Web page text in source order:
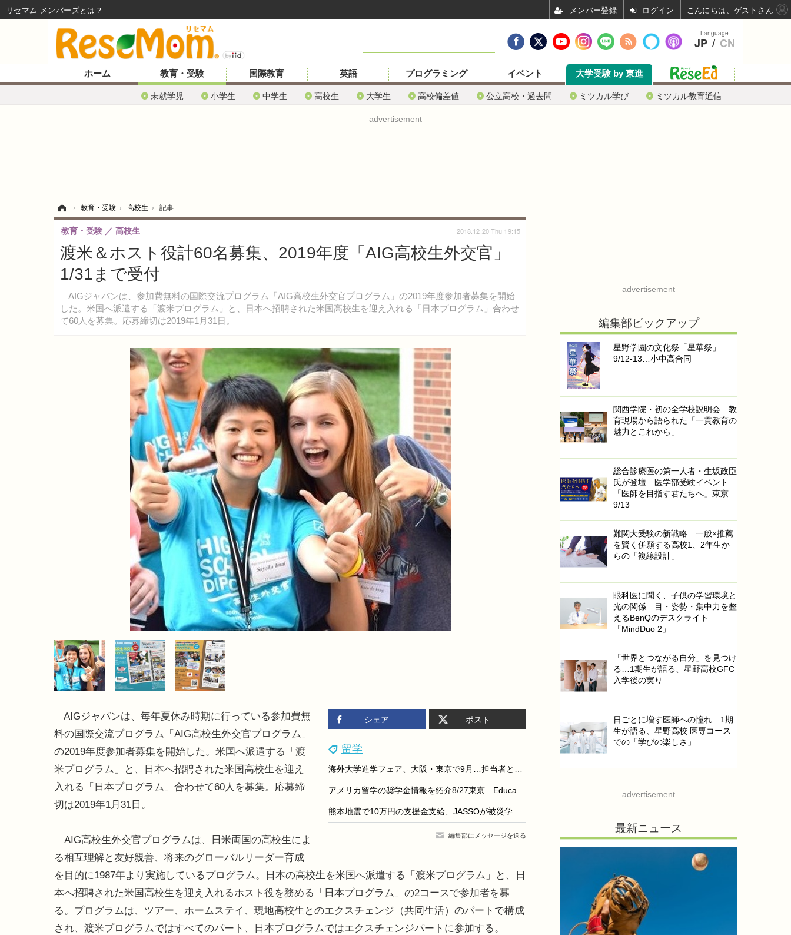
ホーム 教育・受験
未就学児 小学生 中学生 高校生 大学生 高校偏差値 公立高校・過去問 ミツカル学び ミツカル教育通信
国際教育 英語 プログラミング イベント 大学受験 by 東進
advertisement
› 教育・受験 › 高校生 › 記事
渡米＆ホスト役計60名募集、2019年度「AIG高校生外交官」
1/31まで受付
AIGジャパンは、参加費無料の国際交流プログラム「AIG高校生外交官プログラム」の2019年度参加者募集を開始
した。米国へ派遣する「渡米プログラム」と、日本へ招聘された米国高校生を迎え入れる「日本プログラム」合わせ
て60人を募集。応募締切は2019年1月31日。
教育・受験 高校生 2018.12.20 Thu 19:15
シェア ポスト
留学
海外大学進学フェア、大阪・東京で9月…担当者と個別相談
アメリカ留学の奨学金情報を紹介8/27東京…EducationUSA
熊本地震で10万円の支援金支給、JASSOが被災学生を救済
編集部にメッセージを送る
AIGジャパンは、毎年夏休み時期に行っている参加費無
料の国際交流プログラム「AIG高校生外交官プログラム」
の2019年度参加者募集を開始した。米国へ派遣する「渡
米プログラム」と、日本へ招聘された米国高校生を迎え
入れる「日本プログラム」合わせて60人を募集。応募締
切は2019年1月31日。
AIG高校生外交官プログラムは、日米両国の高校生によ
る相互理解と友好親善、将来のグローバルリーダー育成
を目的に1987年より実施しているプログラム。日本の高校生を米国へ派遣する「渡米プログラム」と、日
本へ招聘された米国高校生を迎え入れるホスト役を務める「日本プログラム」の2コースで参加者を募
る。プログラムは、ツアー、ホームステイ、現地高校生とのエクスチェンジ（共同生活）のパートで構成
され、渡米プログラムではすべてのパート、日本プログラムではエクスチェンジパートに参加する。
advertisement
編集部ピックアップ
星野学園の文化祭「星華祭」
9/12-13…小中高合同
関西学院・初の全学校説明会…教
育現場から語られた「一貫教育の
魅力とこれから」
総合診療医の第一人者・生坂政臣
氏が登壇…医学部受験イベント
「医師を目指す君たちへ」東京
9/13
難関大受験の新戦略…一般×推薦
を賢く併願する高校1、2年生か
らの「複線設計」
眼科医に聞く、子供の学習環境と
光の関係…目・姿勢・集中力を整
えるBenQのデスクライト
「MindDuo 2」
「世界とつながる自分」を見つけ
る…1期生が語る、星野高校GFC
入学後の実り
日ごとに増す医師への憧れ…1期
生が語る、星野高校 医専コース
での「学びの楽しさ」
advertisement
最新ニュース
Language
JP / CN
リセマム メンバーズ ログイン こんにちは、ゲストさん